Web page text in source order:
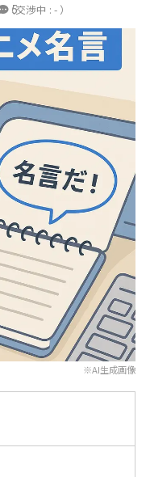
5
（交渉中 : - ）
※AI生成画像